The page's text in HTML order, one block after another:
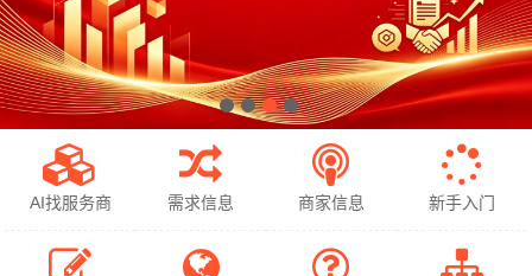
1 2 3 4
AI找服务商 需求信息 商家信息 新手入门